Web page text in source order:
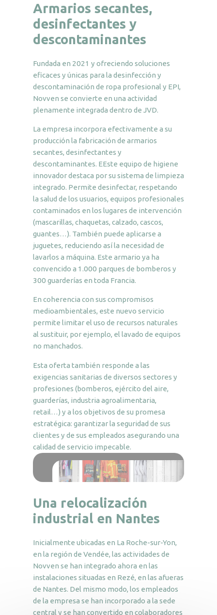
Armarios secantes,
desinfectantes y
descontaminantes
Fundada en 2021 y ofreciendo soluciones
eficaces y únicas para la desinfección y
descontaminación de ropa profesional y EPI,
Novven se convierte en una actividad
plenamente integrada dentro de JVD.
La empresa incorpora efectivamente a su
producción la fabricación de armarios
secantes, desinfectantes y
descontaminantes. EEste equipo de higiene
innovador destaca por su sistema de limpieza
integrado. Permite desinfectar, respetando
la salud de los usuarios, equipos profesionales
contaminados en los lugares de intervención
(mascarillas, chaquetas, calzado, cascos,
guantes…). También puede aplicarse a
juguetes, reduciendo así la necesidad de
lavarlos a máquina. Este armario ya ha
convencido a 1.000 parques de bomberos y
300 guarderías en toda Francia.
En coherencia con sus compromisos
medioambientales, este nuevo servicio
permite limitar el uso de recursos naturales
al sustituir, por ejemplo, el lavado de equipos
no manchados.
Esta oferta también responde a las
exigencias sanitarias de diversos sectores y
profesiones (bomberos, ejército del aire,
guarderías, industria agroalimentaria,
retail…) y a los objetivos de su promesa
estratégica: garantizar la seguridad de sus
clientes y de sus empleados asegurando una
calidad de servicio impecable.
Una relocalización
industrial en Nantes
Inicialmente ubicadas en La Roche-sur-Yon,
en la región de Vendée, las actividades de
Novven se han integrado ahora en las
instalaciones situadas en Rezé, en las afueras
de Nantes. Del mismo modo, los empleados
de la empresa se han incorporado a la sede
central y se han convertido en colaboradores